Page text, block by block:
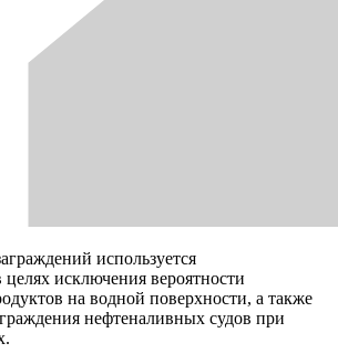
используется
исключения вероятности
на водной поверхности, а также
нефтеналивных судов при